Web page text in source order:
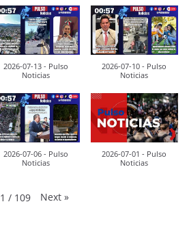
2026-07-13 - Pulso
Noticias
2026-07-10 - Pulso
Noticias
2026-07-06 - Pulso
Noticias
2026-07-01 - Pulso
Noticias
1 / 109 Next »